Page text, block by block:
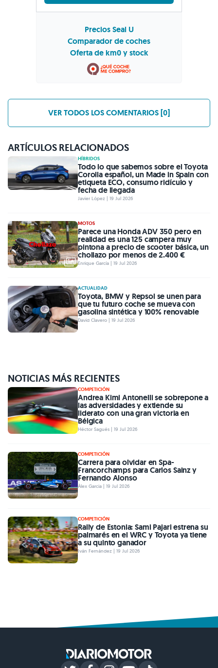
Precios Seal U
Comparador de coches
Oferta de km0 y stock
VER TODOS LOS COMENTARIOS [0]
ARTÍCULOS RELACIONADOS
HÍBRIDOS
Todo lo que sabemos sobre el Toyota
Corolla español, un Made in Spain con
etiqueta ECO, consumo ridículo y
fecha de llegada
Javier López | 19 Jul 2026
MOTOS
Parece una Honda ADV 350 pero en
realidad es una 125 campera muy
pintona a precio de scooter básica, un
chollazo por menos de 2.400 €
Enrique García | 19 Jul 2026
ACTUALIDAD
Toyota, BMW y Repsol se unen para
que tu futuro coche se mueva con
gasolina sintética y 100% renovable
David Clavero | 19 Jul 2026
NOTICIAS MÁS RECIENTES
COMPETICIÓN
Andrea Kimi Antonelli se sobrepone a
las adversidades y extiende su
liderato con una gran victoria en
Bélgica
Héctor Sagués | 19 Jul 2026
COMPETICIÓN
Carrera para olvidar en Spa-
Francorchamps para Carlos Sainz y
Fernando Alonso
Àlex Garcia | 19 Jul 2026
COMPETICIÓN
Rally de Estonia: Sami Pajari estrena su
palmarés en el WRC y Toyota ya tiene
a su quinto ganador
Iván Fernández | 19 Jul 2026